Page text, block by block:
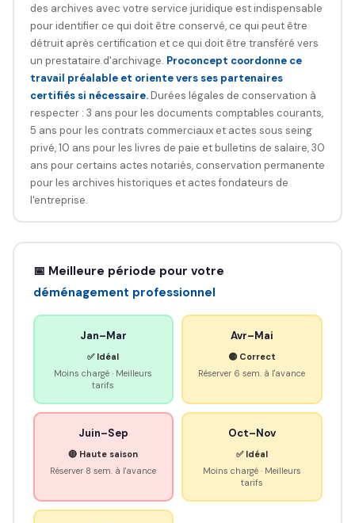
des archives avec votre service juridique est indispensable
pour identifier ce qui doit être conservé, ce qui peut être
détruit après certification et ce qui doit être transféré vers
un prestataire d'archivage. Proconcept coordonne ce
travail préalable et oriente vers ses partenaires
certifiés si nécessaire.Durées légales de conservation à
respecter : 3 ans pour les documents comptables courants,
5 ans pour les contrats commerciaux et actes sous seing
privé, 10 ans pour les livres de paie et bulletins de salaire, 30
ans pour certains actes notariés, conservation permanente
pour les archives historiques et actes fondateurs de
l'entreprise.
📅 Meilleure période pour votre
déménagement professionnel
Jan–Mar
✅ Idéal
Moins chargé · Meilleurs
tarifs
Avr–Mai
🟡 Correct
Réserver 6 sem. à l'avance
Juin–Sep
🔴 Haute saison
Réserver 8 sem. à l'avance
Oct–Nov
✅ Idéal
Moins chargé · Meilleurs
tarifs